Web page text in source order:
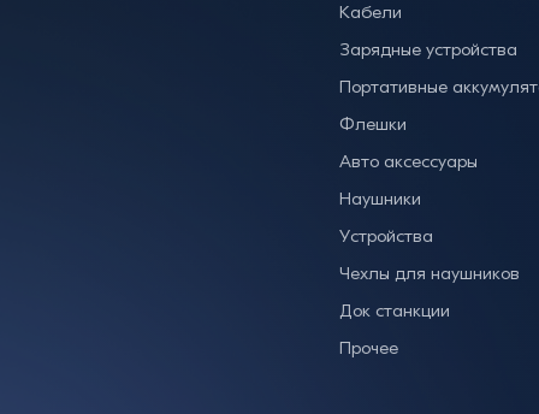
Кабели
Зарядные устройства
Портативные
Флешки
Авто аксессуары
Наушники
Устройства
Чехлы для наушников
Док станкции
Прочее